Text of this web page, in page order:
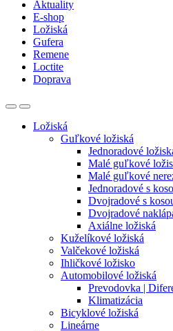
Aktuality
E-shop
Ložiská
Gufera
Remene
Loctite
Doprava
Ložiská
Guľkové ložiská
Jednoradové
Malé guľkové
Malé guľkové
Jednoradové s
Dvojradové s
Dvojradové
Axiálne ložiská
Kuželíkové ložiská
Valčekové ložiská
Ihličkové ložisko
Automobilové ložiská
Prevodovka |
Klimatizácia
Bicyklové ložiská
Lineárne